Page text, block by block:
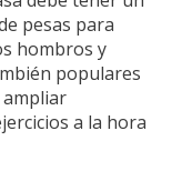
pesas para
hombros y
populares
ampliar
a la hora